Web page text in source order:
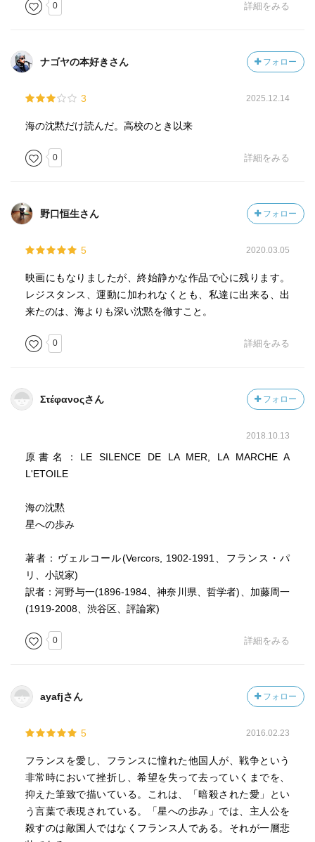
0 詳細をみる
ナゴヤの本好きさん フォロー
3 2025.12.14
海の沈黙だけ読んだ。高校のとき以来
0 詳細をみる
野口恒生さん フォロー
5 2020.03.05
映画にもなりましたが、終始静かな作品で心に残ります。
レジスタンス、運動に加われなくとも、私達に出来る、出
来たのは、海よりも深い沈黙を徹すこと。
0 詳細をみる
Στέφανοςさん フォロー
2018.10.13
原書名：LE SILENCE DE LA MER, LA MARCHE A
L'ETOILE
海の沈黙
星への歩み
著者：ヴェルコール(Vercors, 1902-1991、フランス・パ
リ、小説家)
訳者：河野与一(1896-1984、神奈川県、哲学者)、加藤周一
(1919-2008、渋谷区、評論家)
0 詳細をみる
ayafjさん フォロー
5 2016.02.23
フランスを愛し、フランスに憧れた他国人が、戦争という
非常時において挫折し、希望を失って去っていくまでを、
抑えた筆致で描いている。これは、「暗殺された愛」とい
う言葉で表現されている。「星への歩み」では、主人公を
殺すのは敵国人ではなくフランス人である。それが一層悲